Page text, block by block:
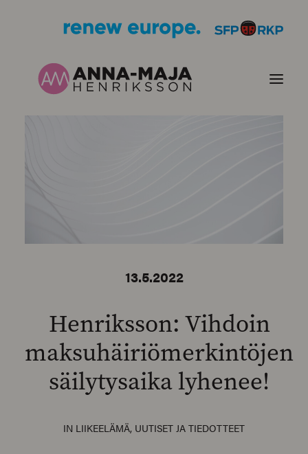
SEARCH
13.5.2022
Henriksson: Vihdoin
maksuhäiriömerkintöjen
säilytysaika lyhenee!
IN LIIKEELÄMÄ, UUTISET JA TIEDOTTEET